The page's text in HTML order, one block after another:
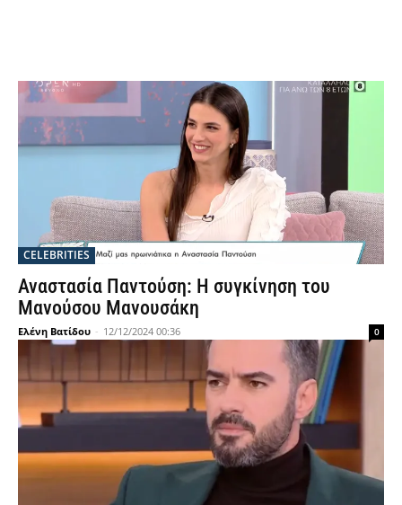
CELEBRITIES
Αναστασία Παντούση: Η συγκίνηση του
Μανούσου Μανουσάκη
Ελένη Βατίδου - 12/12/2024 00:36 0